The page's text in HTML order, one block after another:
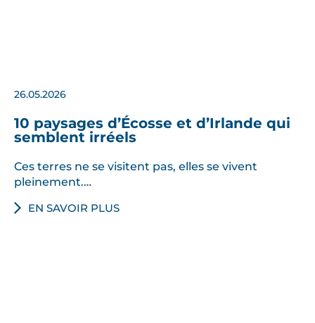
26.05.2026
10 paysages d’Écosse et d’Irlande qui
semblent irréels
Ces terres ne se visitent pas, elles se vivent
pleinement.…
EN SAVOIR PLUS